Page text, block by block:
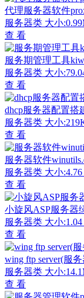
代理服务器软件
服务器类 大小
查 看
服务期管理工具
服务器类 大小
查 看
dhcp服务器配置搭
服务器类 大小
查 看
服务器软件
服务器类 大小
查 看
小旋风ASP服务器
服务器类 大小
查 看
wing ftp server(服
服务器类 大小
查 看